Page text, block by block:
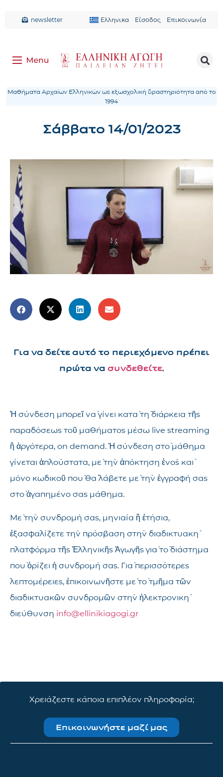
newsletter Ελληνικα Είσοδος Επικοινωνία
Μαθήματα Αρχαίων Ελληνικών ως εξωσχολική δραστηριότητα από το
1994
Σάββατο 14/01/2023
Για να δείτε αυτό το περιεχόμενο πρέπει
πρώτα να συνδεθείτε.
Ἡ σύνδεση μπορεῖ νὰ γίνει κατὰ τὴ διάρκεια τῆς
παραδόσεως τοῦ μαθήματος μέσω live streaming
ἢ ἀργότερα, on demand. Ἡ σύνδεση στὸ μάθημα
γίνεται ἁπλούστατα, μὲ τὴν ἀπόκτηση ἑνὸς καὶ
μόνο κωδικοῦ ποὺ θὰ λάβετε μὲ τὴν ἐγγραφή σας
στὸ ἀγαπημένο σας μάθημα.
Μὲ τὴν συνδρομή σας, μηνιαία ἢ ἐτήσια,
ἐξασφαλίζετε τὴν πρόσβαση στὴν διαδικτυακὴ
πλατφόρμα τῆς Ἑλληνικῆς Ἀγωγῆς γιὰ τὸ διάστημα
ποὺ ὁρίζει ἡ συνδρομή σας. Γιὰ περισσότερες
λεπτομέρειες, ἐπικοινωνῆστε μὲ τὸ τμῆμα τῶν
διαδικτυακῶν συνδρομῶν στὴν ἠλεκτρονικὴ
διεύθυνση info@ellinikiagogi.gr
Χρειάζεστε κάποια επιπλέον πληροφορία;
Επικοινωνήστε μαζί μας